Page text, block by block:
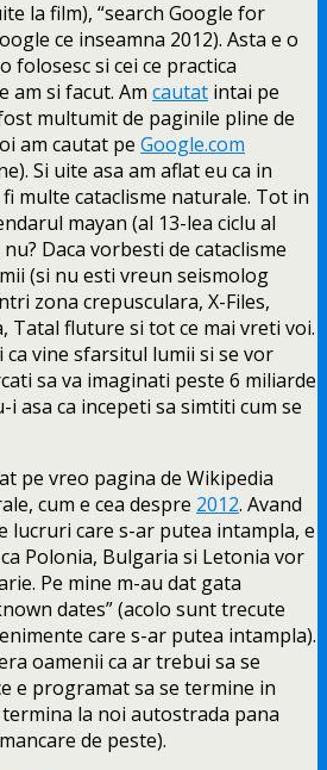
la film), “search Google for
ce inseamna 2012). Asta e o
folosesc si cei ce practica
am si facut. Am cautat intai pe
multumit de paginile pline de
am cautat pe Google.com
Si uite asa am aflat eu ca in
multe cataclisme naturale. Tot in
mayan (al 13-lea ciclu al
Daca vorbesti de cataclisme
(si nu esti vreun seismolog
zona crepusculara, X-Files,
Tatal fluture si tot ce mai vreti voi.
vine sfarsitul lumii si se vor
sa va imaginati peste 6 miliarde
asa ca incepeti sa simtiti cum se
pe vreo pagina de Wikipedia
cum e cea despre 2012. Avand
lucruri care s-ar putea intampla, e
Polonia, Bulgaria si Letonia vor
Pe mine m-au dat gata
dates” (acolo sunt trecute
care s-ar putea intampla).
oamenii ca ar trebui sa se
e programat sa se termine in
termina la noi autostrada pana
de peste).